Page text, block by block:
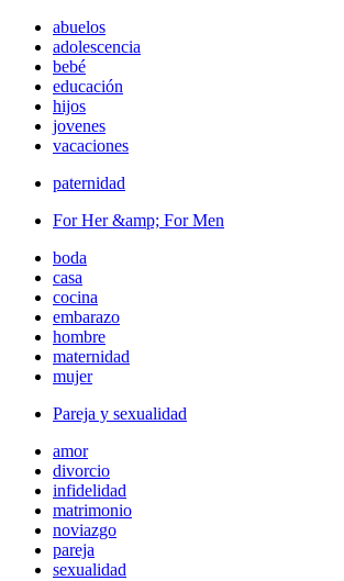
abuelos
adolescencia
bebé
educación
hijos
jovenes
vacaciones
paternidad
For Her &amp; For Men
boda
casa
cocina
embarazo
hombre
maternidad
mujer
Pareja y sexualidad
amor
divorcio
infidelidad
matrimonio
noviazgo
pareja
sexualidad